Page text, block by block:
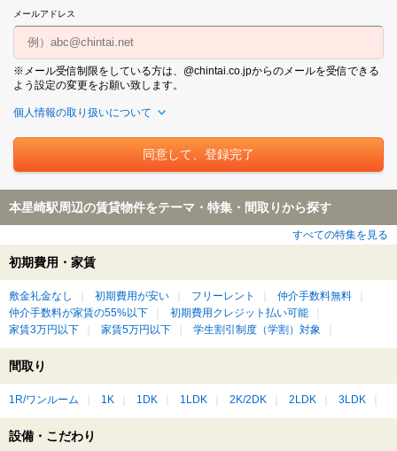
メールアドレス
※メール受信制限をしている方は、@chintai.co.jpからのメールを受信できる
よう設定の変更をお願い致します。
個人情報の取り扱いについて
本星崎駅周辺の賃貸物件をテーマ・特集・間取りから探す
すべての特集を見る
初期費用・家賃
敷金礼金なし 初期費用が安い フリーレント
仲介手数料無料
仲介手数料が家賃の55%以下
初期費用クレジット払い可能
家賃3万円以下
家賃5万円以下 学生割引制度（学割）対象
間取り
1R/ワンルーム 1K 1DK 1LDK 2K/2DK 2LDK 3LDK
設備・こだわり